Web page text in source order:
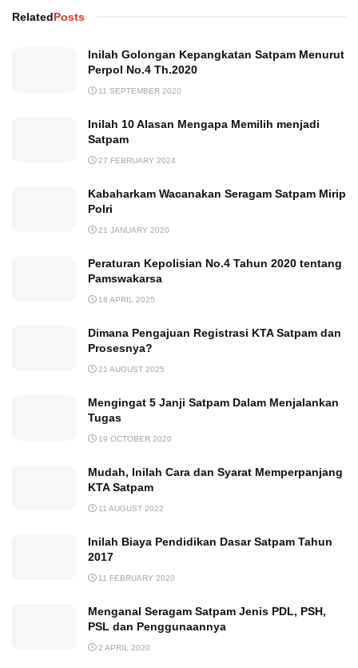
RelatedPosts
Inilah Golongan Kepangkatan Satpam Menurut
Perpol No.4 Th.2020
11 SEPTEMBER 2020
Inilah 10 Alasan Mengapa Memilih menjadi
Satpam
27 FEBRUARY 2024
Kabaharkam Wacanakan Seragam Satpam Mirip
Polri
21 JANUARY 2020
Peraturan Kepolisian No.4 Tahun 2020 tentang
Pamswakarsa
18 APRIL 2025
Dimana Pengajuan Registrasi KTA Satpam dan
Prosesnya?
21 AUGUST 2025
Mengingat 5 Janji Satpam Dalam Menjalankan
Tugas
19 OCTOBER 2020
Mudah, Inilah Cara dan Syarat Memperpanjang
KTA Satpam
11 AUGUST 2022
Inilah Biaya Pendidikan Dasar Satpam Tahun
2017
11 FEBRUARY 2020
Menganal Seragam Satpam Jenis PDL, PSH,
PSL dan Penggunaannya
2 APRIL 2020